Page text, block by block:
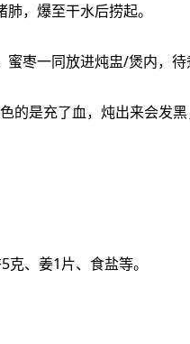
2、烧红镬，用油及‮姜量适‬葱爆香‮肺猪‬，爆至干‮捞后水‬起。
3、将桑叶、南北杏、猪肺、姜片
、姜1片、食盐等。